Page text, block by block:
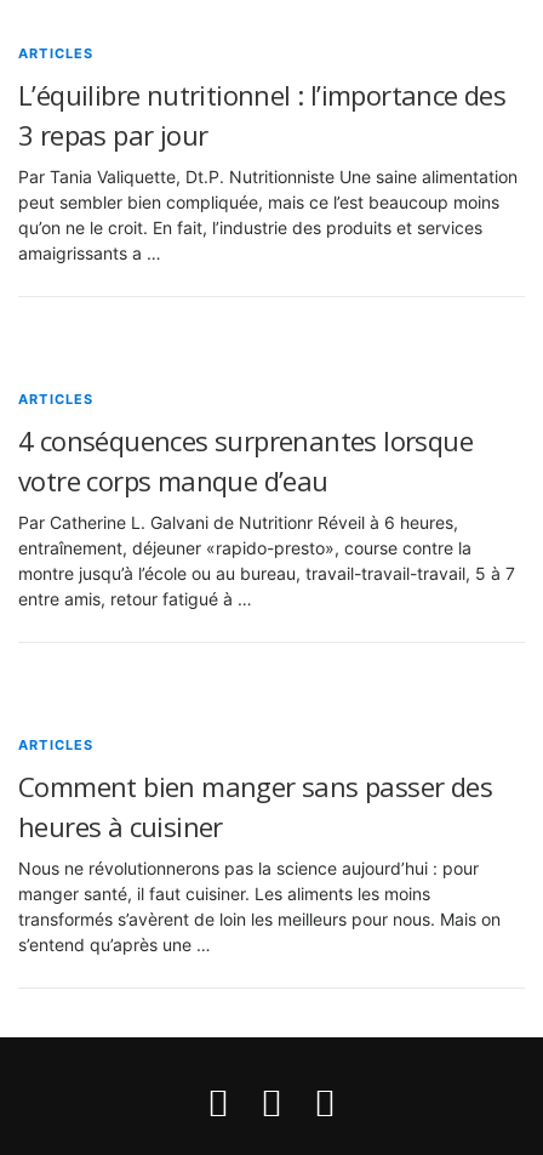
ARTICLES
L’équilibre nutritionnel : l’importance des
3 repas par jour
Par Tania Valiquette, Dt.P. Nutritionniste Une saine alimentation
peut sembler bien compliquée, mais ce l’est beaucoup moins
qu’on ne le croit. En fait, l’industrie des produits et services
amaigrissants a …
ARTICLES
4 conséquences surprenantes lorsque
votre corps manque d’eau
Par Catherine L. Galvani de Nutritionr Réveil à 6 heures,
entraînement, déjeuner «rapido-presto», course contre la
montre jusqu’à l’école ou au bureau, travail-travail-travail, 5 à 7
entre amis, retour fatigué à …
ARTICLES
Comment bien manger sans passer des
heures à cuisiner
Nous ne révolutionnerons pas la science aujourd’hui : pour
manger santé, il faut cuisiner. Les aliments les moins
transformés s’avèrent de loin les meilleurs pour nous. Mais on
s’entend qu’après une …